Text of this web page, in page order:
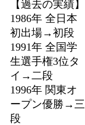
【過去の実績】
1986年 全日本
初出場→初段
1991年 全国学
生選手権3位タ
イ→二段
1996年 関東オ
ープン優勝→三
段